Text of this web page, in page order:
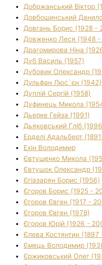
Добржанський Віктор
Довбошинський
Довгань Борис (1928 -
Довженко Леся (1948 -
Драгомирова Ніна
Дуб Василь (1957)
Дубовик Олександр
Дульфан Люс`єн (1942)
Дуплій Сергій (1958)
Дуфинець Микола
Дьерке Гейза (1991)
Дьяковський Гліб
Ерделі Адальберт
Ехін Володимир
Євтушенко Микола
Євтушок Олександр
Єгіазарян Борис (1956)
Єгоров Борис (1925 -
Єгоров Євген (1917 -
Єгоров Євген (1978)
Єгоров Юрій (1926 -
Єлева Костянтин (1897
Ємець Володимир
Єржиковський Олег